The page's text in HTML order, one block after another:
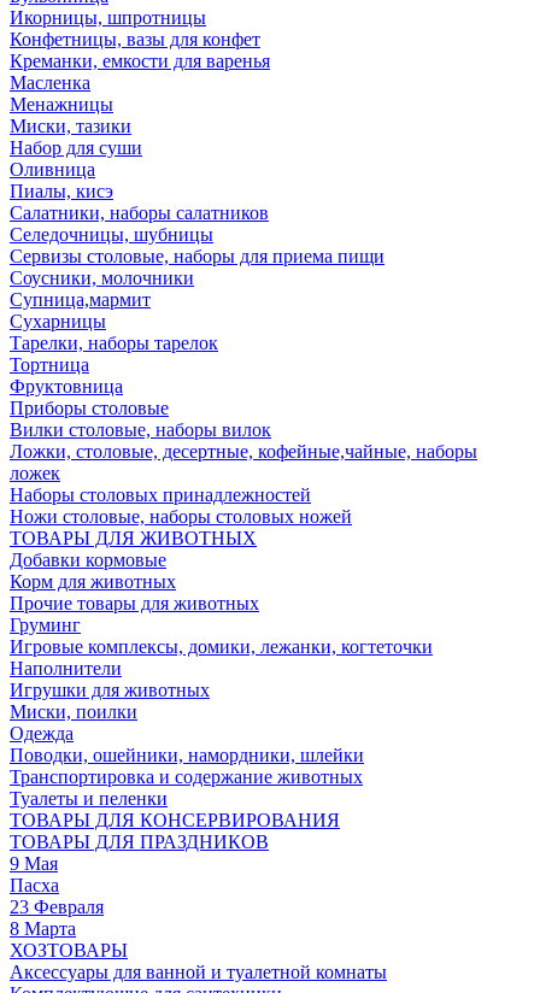
Икорницы, шпротницы
Конфетницы, вазы для конфет
Креманки, емкости для варенья
Масленка
Менажницы
Миски, тазики
Набор для суши
Оливница
Пиалы, кисэ
Салатники, наборы салатников
Селедочницы, шубницы
Сервизы столовые, наборы для приема пищи
Соусники, молочники
Супница,мармит
Сухарницы
Тарелки, наборы тарелок
Тортница
Фруктовница
Приборы столовые
Вилки столовые, наборы вилок
Ложки, столовые, десертные, кофейные,чайные, наборы
ложек
Наборы столовых принадлежностей
Ножи столовые, наборы столовых ножей
ТОВАРЫ ДЛЯ ЖИВОТНЫХ
Добавки кормовые
Корм для животных
Прочие товары для животных
Груминг
Игровые комплексы, домики, лежанки, когтеточки
Наполнители
Игрушки для животных
Миски, поилки
Одежда
Поводки, ошейники, намордники, шлейки
Транспортировка и содержание животных
Туалеты и пеленки
ТОВАРЫ ДЛЯ КОНСЕРВИРОВАНИЯ
ТОВАРЫ ДЛЯ ПРАЗДНИКОВ
9 Мая
Пасха
23 Февраля
8 Марта
ХОЗТОВАРЫ
Аксессуары для ванной и туалетной комнаты